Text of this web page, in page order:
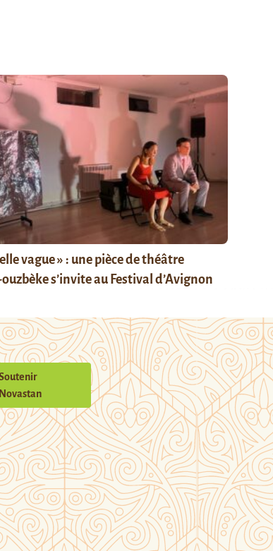
vague » : une pièce de théâtre
s’invite au Festival d’Avignon
Novastan